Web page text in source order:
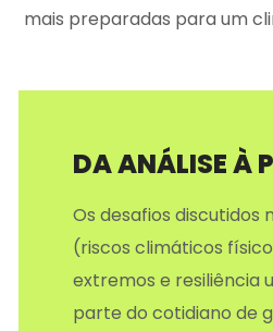
mais preparadas para um
DA ANÁLISE À
Os desafios discutidos
(riscos climáticos
extremos e resiliência
parte do cotidiano de